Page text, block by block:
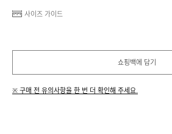
사이즈 가이드
쇼핑백에 담기
※ 구매 전 유의사항을 한 번 더 확인해 주세요.